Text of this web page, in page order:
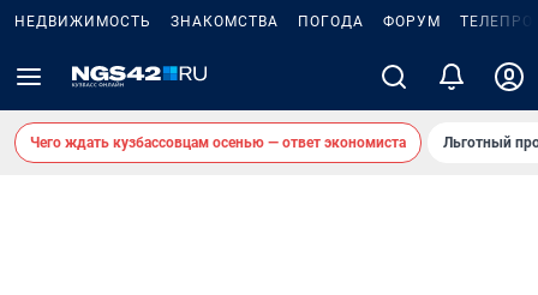
НЕДВИЖИМОСТЬ ЗНАКОМСТВА ПОГОДА ФОРУМ
Чего ждать кузбассовцам осенью — ответ экономиста Льготный